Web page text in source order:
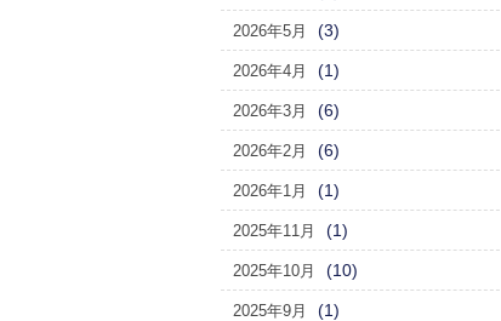
2026年5月 (3)
2026年4月 (1)
2026年3月 (6)
2026年2月 (6)
2026年1月 (1)
2025年11月 (1)
2025年10月 (10)
2025年9月 (1)